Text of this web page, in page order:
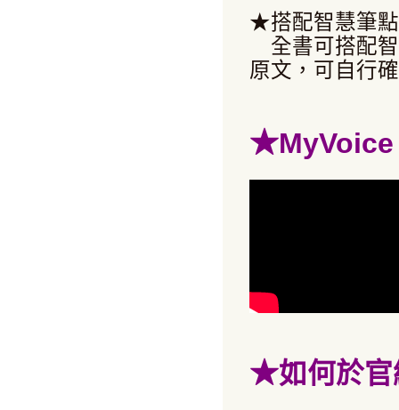
★搭配智慧筆
全書可搭配智
原文，可自行
★
★如何於